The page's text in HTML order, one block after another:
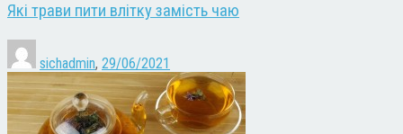
Які трави пити влітку замість чаю
sichadmin, 29/06/2021